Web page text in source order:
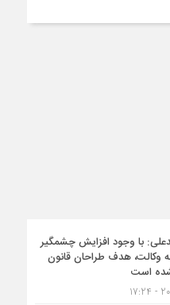
با وجود افزایش چشمگیر
وکالت، هدف طراحان قانون
است